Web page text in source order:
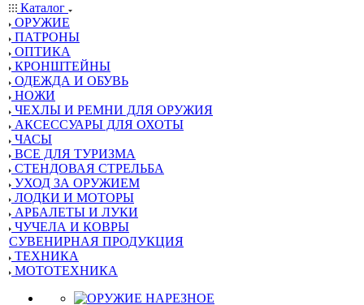
Каталог
ОРУЖИЕ
ПАТРОНЫ
ОПТИКА
КРОНШТЕЙНЫ
ОДЕЖДА И ОБУВЬ
НОЖИ
ЧЕХЛЫ И РЕМНИ ДЛЯ ОРУЖИЯ
АКСЕССУАРЫ ДЛЯ ОХОТЫ
ЧАСЫ
ВСЕ ДЛЯ ТУРИЗМА
СТЕНДОВАЯ СТРЕЛЬБА
УХОД ЗА ОРУЖИЕМ
ЛОДКИ И МОТОРЫ
АРБАЛЕТЫ И ЛУКИ
ЧУЧЕЛА И КОВРЫ
СУВЕНИРНАЯ ПРОДУКЦИЯ
ТЕХНИКА
МОТОТЕХНИКА